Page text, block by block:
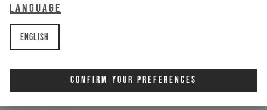
Language
English
Confirm Your Preferences
Newsletter-Anmeldung: